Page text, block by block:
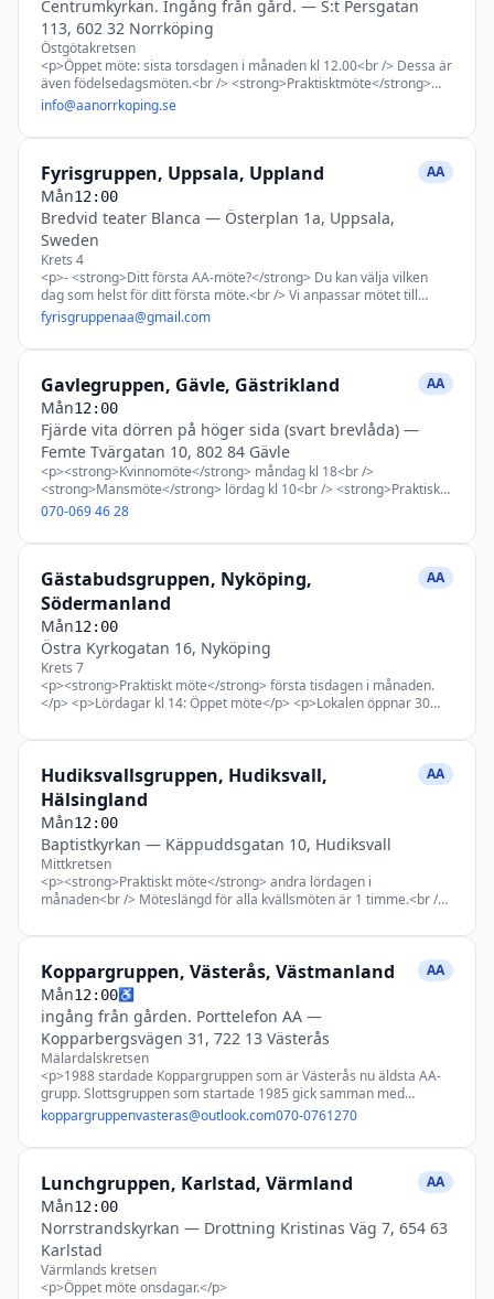
0eoISGyum0JgxhL76CzV1WBg3mdDYZCxpUL-
NI4xcX_dmzNONZvvJHoK4-
3PX9NFfqXSSHLqbFFO1QU6bxNTW_jJwXyu4CgzuZDwGyQ1B-
z9RtlqKZFexbiJrPlE-XbN6_Xtt28AKrO8x55UJJ92-
0eoISGyum0JgxhL76CzV1WBg3mdDYZCxpUL-
NI4xcX_dmzNONZvvJHoK4-
target="_blank" rel="nofollow noopener noreferrer" data-
auth="NotApplicable" data-
</p>
Centrumkyrkan. Ingång från gård. — S:t Persgatan
113, 602 32 Norrköping
Östgötakretsen
<p>Öppet möte: sista torsdagen i månaden kl 12.00<br /> Dessa är
även födelsedagsmöten.<br /> <strong>Praktisktmöte</strong>
hålls 1 gång per kvartal</p>
info@aanorrkoping.se
Fyrisgruppen, Uppsala, Uppland AA
Mån12:00
Bredvid teater Blanca — Österplan 1a, Uppsala,
Sweden
Krets 4
<p>- <strong>Ditt första AA-möte?</strong> Du kan välja vilken
dag som helst för ditt första möte.<br /> Vi anpassar mötet till
nykomlingar där vi berättar om AA och hur det var för oss.
Nykomlingar är alltid våra viktigaste besökare.</p> <p>-<strong>
Slutna möten</strong> är för dig som har en önskan att sluta
style="font-size: clamp(14px, 10.51px + 0.38vw, 16px);">
<strong>öten</strong> där besökare och anhöriga är välkomna att
delta.</span></p> <p>Se schema ovan.<br /> Varmt Välkommen!
</p> <p><strong>Praktiskt möte</strong> första måndagen i varje
månad kl:19.00.<br /> <strong>Gruppsamvetsmöten</strong>
under 2026 fyra tillfällen:<br /> Tis 10 mars kl: 19.00<br /> Lör 13
juni kl:14.00<br /> Tis 15 sep kl:19.00<br /> Lör 12 dec kl:14.00</p>
<p>OBS på torsdagar är det öppna kvinnomöten<br />
kl:14.00 (Talarmöte)<br /> <strong>Fjärde söndagen</strong> i
<p>&nbsp;</p>
fyrisgruppenaa@gmail.com
Gavlegruppen, Gävle, Gästrikland AA
Mån12:00
Fjärde vita dörren på höger sida (svart brevlåda) —
Femte Tvärgatan 10, 802 84 Gävle
<p><strong>Kvinnomöte</strong> måndag kl 18<br />
<strong>Mansmöte</strong> lördag kl 10<br /> <strong>Praktiskt
möte</strong> första tisdagen i månaden kl 18</p> <p>&nbsp;</p>
070-069 46 28
Gästabudsgruppen, Nyköping,
Södermanland
AA
Mån12:00
Östra Kyrkogatan 16, Nyköping
Krets 7
<p><strong>Praktiskt möte</strong> första tisdagen i månaden.
</p> <p>Lördagar kl 14: Öppet möte</p> <p>Lokalen öppnar 30
Hudiksvallsgruppen, Hudiksvall,
Hälsingland
AA
Mån12:00
Baptistkyrkan — Käppuddsgatan 10, Hudiksvall
Mittkretsen
<p><strong>Praktiskt möte</strong> andra lördagen i
månaden<br /> Möteslängd för alla kvällsmöten är 1 timme.<br />
Sön kl 18.00 = Kvinnomöte</p>
Koppargruppen, Västerås, Västmanland AA
Mån12:00♿
ingång från gården. Porttelefon AA —
Kopparbergsvägen 31, 722 13 Västerås
Mälardalskretsen
<p>1988 stardade Koppargruppen som är Västerås nu äldsta AA-
grupp. Slottsgruppen som startade 1985 gick samman med
Koppargruppen 2001. Koppargruppen finns i centrala Västerås,
snett emot Växhuset på Kopparbergsvägen, med ingång från
baksidan.</p>
koppargruppenvasteras@outlook.com070-0761270
Lunchgruppen, Karlstad, Värmland AA
Mån12:00
Norrstrandskyrkan — Drottning Kristinas Väg 7, 654 63
Karlstad
Värmlands kretsen
<p>Öppet möte onsdagar.</p>